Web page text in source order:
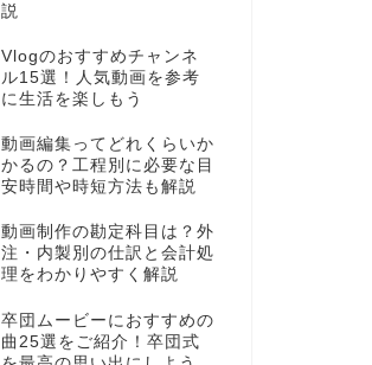
説
Vlogのおすすめチャンネ
ル15選！人気動画を参考
に生活を楽しもう
動画編集ってどれくらいか
かるの？工程別に必要な目
安時間や時短方法も解説
動画制作の勘定科目は？外
注・内製別の仕訳と会計処
理をわかりやすく解説
卒団ムービーにおすすめの
曲25選をご紹介！卒団式